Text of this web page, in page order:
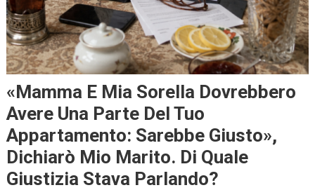
«Mamma E Mia Sorella Dovrebbero
Avere Una Parte Del Tuo
Appartamento: Sarebbe Giusto»,
Dichiarò Mio Marito. Di Quale
Giustizia Stava Parlando?